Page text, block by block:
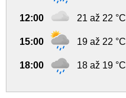
12:00 21 až 22 °C
15:00 19 až 22 °C
18:00 18 až 19 °C